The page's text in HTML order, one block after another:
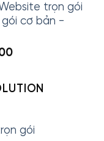
trọn gói
gói cơ bản -
gói